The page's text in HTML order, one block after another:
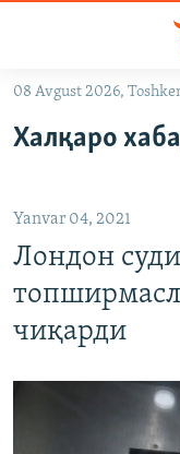
Асосий
навигацияга
Қидиришга
ўтинг
OZODVIDEO
На русском
ИЖТИМОИЙ ТАРМОҚЛАР
08 Avgust 2026,
Халқаро
Yanvar 04, 2021
Лондон
чиқарди